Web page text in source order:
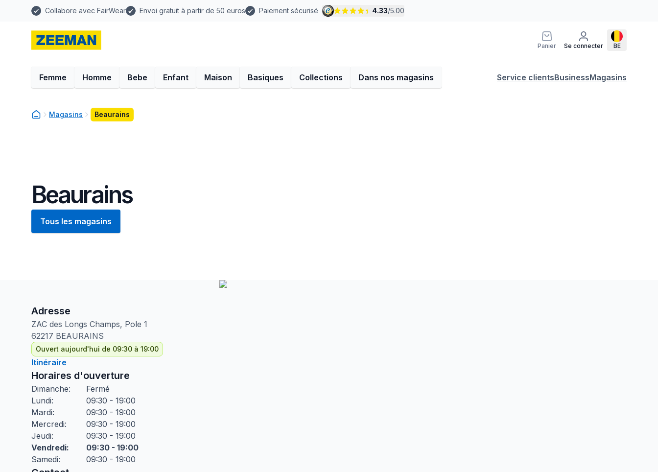
Collabore avec FairWear Envoi gratuit à partir de 50 euros Paiement sécurisé 4.33/5.00
Panier Se connecter BE
Femme Homme Bebe Enfant Maison Basiques Collections Dans nos magasins Service clientsBusinessMagasins
Magasins Beaurains
Beaurains
Tous les magasins
Adresse
ZAC des Longs Champs, Pole 1
62217 BEAURAINS
Ouvert aujourd'hui de 09:30 à 19:00
Itinéraire
Horaires d'ouverture
Dimanche:
Fermé
Lundi:
09:30 - 19:00
Mardi:
09:30 - 19:00
Mercredi:
09:30 - 19:00
Jeudi:
09:30 - 19:00
Vendredi:
09:30 - 19:00
Samedi: 09:30 - 19:00